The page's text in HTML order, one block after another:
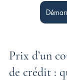
Prix d’un
de crédit :